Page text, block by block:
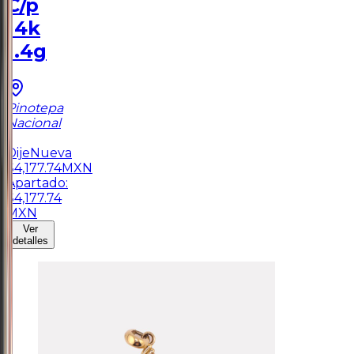
C/p
14k
1.4g
Pinotepa
Nacional
1
Dije Nueva
$4,177.74MXN
Apartado:
$4,177.74
MXN
Ver
detalles